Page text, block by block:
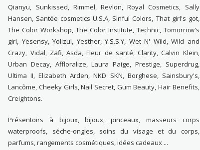
Qianyu, Sunkissed, Rimmel, Revlon, Royal Cosmetics, Sally
Hansen, Santée cosmetics U.S.A, Sinful Colors, That girl's got,
The Color Workshop, The Color Institute, Technic, Tomorrow's
girl, Yesensy, Yolizul, Yesther, Y.S.S.Y, Wet N' Wild, Wild and
Crazy, Vidal, Zafi, Asda, Fleur de santé, Clarity, Calvin Klein,
Urban Decay, Affloralize, Laura Paige, Prestige, Superdrug,
Ultima II, Elizabeth Arden, NKD SKN, Borghese, Sainsbury's,
Lancôme, Cheeky Girls, Nail Secret, Gum Beauty, Hair Benefits,
Creightons.
Présentoirs à bijoux, bijoux, pinceaux, masseurs corps
waterproofs, séche-ongles, soins du visage et du corps,
parfums, rangements cosmétiques, idées cadeaux ...